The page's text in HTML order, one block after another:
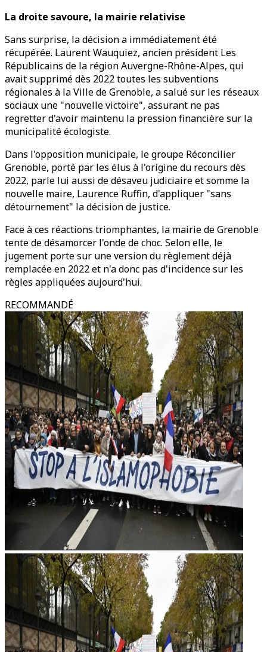
La droite savoure, la mairie relativise
Sans surprise, la décision a immédiatement été
récupérée. Laurent Wauquiez, ancien président Les
Républicains de la région Auvergne-Rhône-Alpes, qui
avait supprimé dès 2022 toutes les subventions
régionales à la Ville de Grenoble, a salué sur les réseaux
sociaux une "nouvelle victoire", assurant ne pas
regretter d'avoir maintenu la pression financière sur la
municipalité écologiste.
Dans l'opposition municipale, le groupe Réconcilier
Grenoble, porté par les élus à l'origine du recours dès
2022, parle lui aussi de désaveu judiciaire et somme la
nouvelle maire, Laurence Ruffin, d'appliquer "sans
détournement" la décision de justice.
Face à ces réactions triomphantes, la mairie de Grenoble
tente de désamorcer l'onde de choc. Selon elle, le
jugement porte sur une version du règlement déjà
remplacée en 2022 et n'a donc pas d'incidence sur les
règles appliquées aujourd'hui.
RECOMMANDÉ